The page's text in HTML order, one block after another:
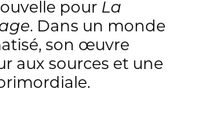
pour La
. Dans un monde
son œuvre
aux sources et une